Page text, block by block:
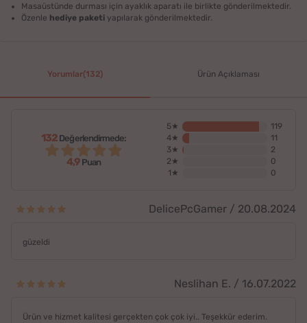
Masaüstünde durması için ayaklık aparatı ile birlikte gönderilmektedir.
Özenle hediye paketi yapılarak gönderilmektedir.
Yorumlar(132) Ürün Açıklaması
132 Değerlendirmede:
4,9 Puan
5★
119
4★
11
3★
2
2★
0
1★
0
DelicePcGamer / 20.08.2024
güzeldi
Neslihan E. / 16.07.2022
Ürün ve hizmet kalitesi gerçekten çok çok iyi.. Teşekkür ederim.